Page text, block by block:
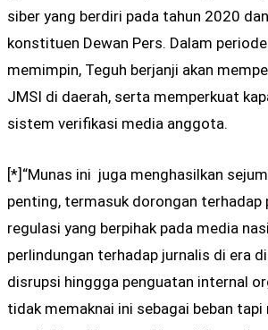
siber yang berdiri pada tahun 2020
konstituen Dewan Pers. Dalam
memimpin, Teguh berjanji akan
JMSI di daerah, serta memperkuat
sistem verifikasi media anggota.
[*]“Munas ini juga menghasilkan
penting, termasuk dorongan terhadap
regulasi yang berpihak pada media
perlindungan terhadap jurnalis di era
disrupsi hinggga penguatan internal
tidak memaknai ini sebagai beban